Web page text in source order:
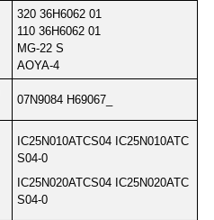
320 36H6062 01
110 36H6062 01
MG-22 S
AOYA-4
07N9084 H69067_
IC25N010ATCS04 IC25N010ATC
S04-0
IC25N020ATCS04 IC25N020ATC
S04-0